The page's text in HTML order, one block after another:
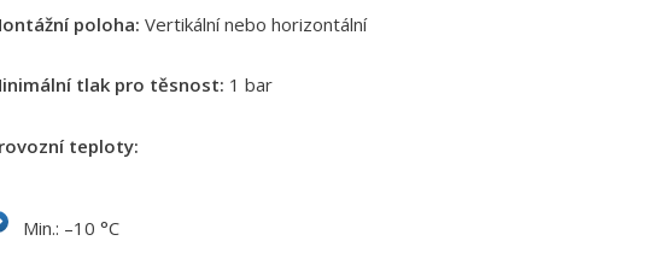
poloha: Vertikální nebo horizontální
tlak pro těsnost: 1 bar
teploty:
Min.: –10 °C